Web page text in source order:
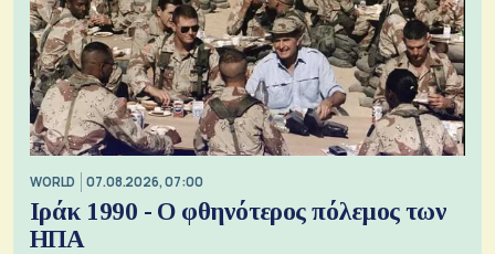
WORLD 07.08.2026, 07:00
Ιράκ 1990 - Ο φθηνότερος πόλεμος των
ΗΠΑ